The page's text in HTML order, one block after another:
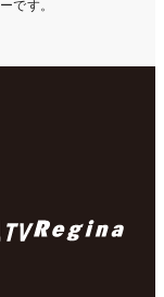
です。